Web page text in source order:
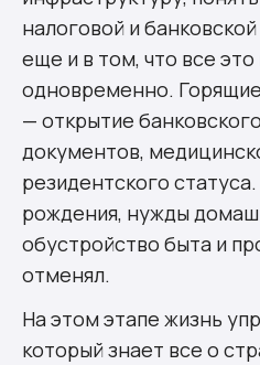
налоговой и
еще и в том, что все
одновременно.
— открытие
документов,
резидентского
рождения, нужды
обустройство быта и
отменял.
На этом этапе жизнь
который знает все о